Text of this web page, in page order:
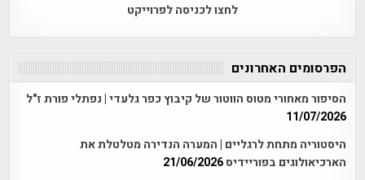
לחצו לכניסה לפרוייקט
הפרסומים האחרונים
הסיפור מאחורי מטוס הווטור של קיבוץ כפר גלעדי | נפתלי פורת ז"ל
11/07/2026
היסטוריה מתחת לרגליים | המערה הנדירה מטלטלת את
הארכיאולוגים בפוריידיס21/06/2026